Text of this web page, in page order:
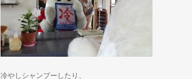
冷やしシャンプーしたり、